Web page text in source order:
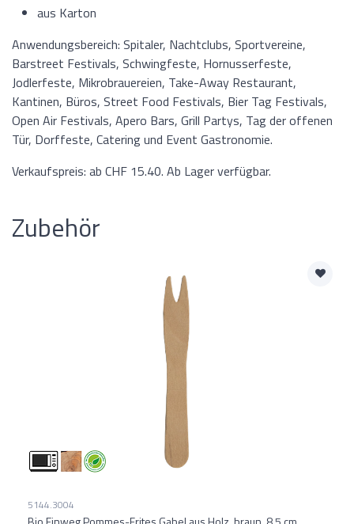
aus Karton
Anwendungsbereich: Spitaler, Nachtclubs, Sportvereine,
Barstreet Festivals, Schwingfeste, Hornusserfeste,
Jodlerfeste, Mikrobrauereien, Take-Away Restaurant,
Kantinen, Büros, Street Food Festivals, Bier Tag Festivals,
Open Air Festivals, Apero Bars, Grill Partys, Tag der offenen
Tür, Dorffeste, Catering und Event Gastronomie.
Verkaufspreis: ab CHF 15.40. Ab Lager verfügbar.
Zubehör
5144.3004